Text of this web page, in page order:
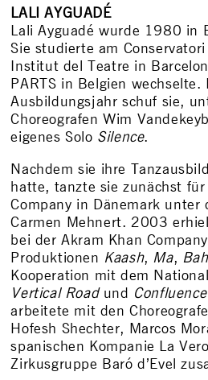
LALI AYGUADÉ
Lali Ayguadé wurde 1980 in
Sie studierte am
Institut del Teatre in
PARTS in Belgien
Ausbildungsjahr schuf sie,
Choreografen Wim
eigenes Solo Silence.
Nachdem sie ihre
hatte, tanzte sie zunächst für
Company in Dänemark unter
Carmen Mehnert. 2003
bei der Akram Khan
Produktionen Kaash, Ma,
Kooperation mit dem
Vertical Roadund Confluence
arbeitete mit den
Hofesh Shechter, Marcos
spanischen Kompanie La
Zirkusgruppe Baró d’Evel